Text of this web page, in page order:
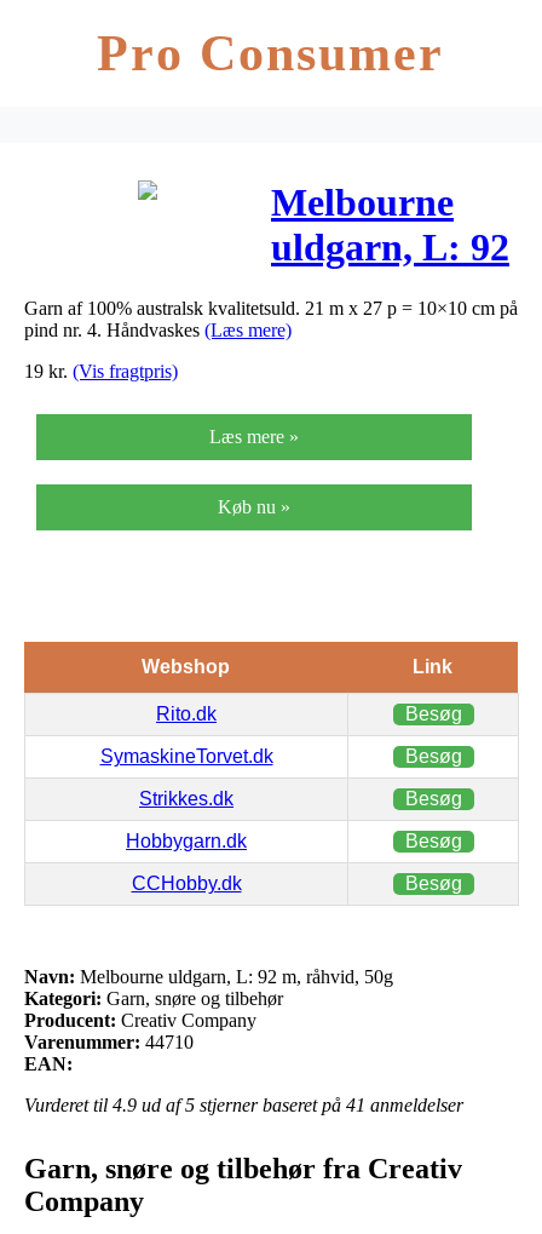
Pro Consumer
Melbourne
uldgarn, L: 92
m, råhvid, 50g
Garn af 100% australsk kvalitetsuld. 21 m x 27 p = 10×10 cm på
pind nr. 4. Håndvaskes (Læs mere)
19 kr. (Vis fragtpris)
Læs mere »
Køb nu »
Webshop Link
Rito.dk Besøg
SymaskineTorvet.dk Besøg
Strikkes.dk Besøg
Hobbygarn.dk Besøg
CCHobby.dk Besøg
Navn: Melbourne uldgarn, L: 92 m, råhvid, 50g
Kategori: Garn, snøre og tilbehør
Producent: Creativ Company
Varenummer: 44710
EAN:
Vurderet til 4.9 ud af 5 stjerner baseret på 41 anmeldelser
Garn, snøre og tilbehør fra Creativ
Company